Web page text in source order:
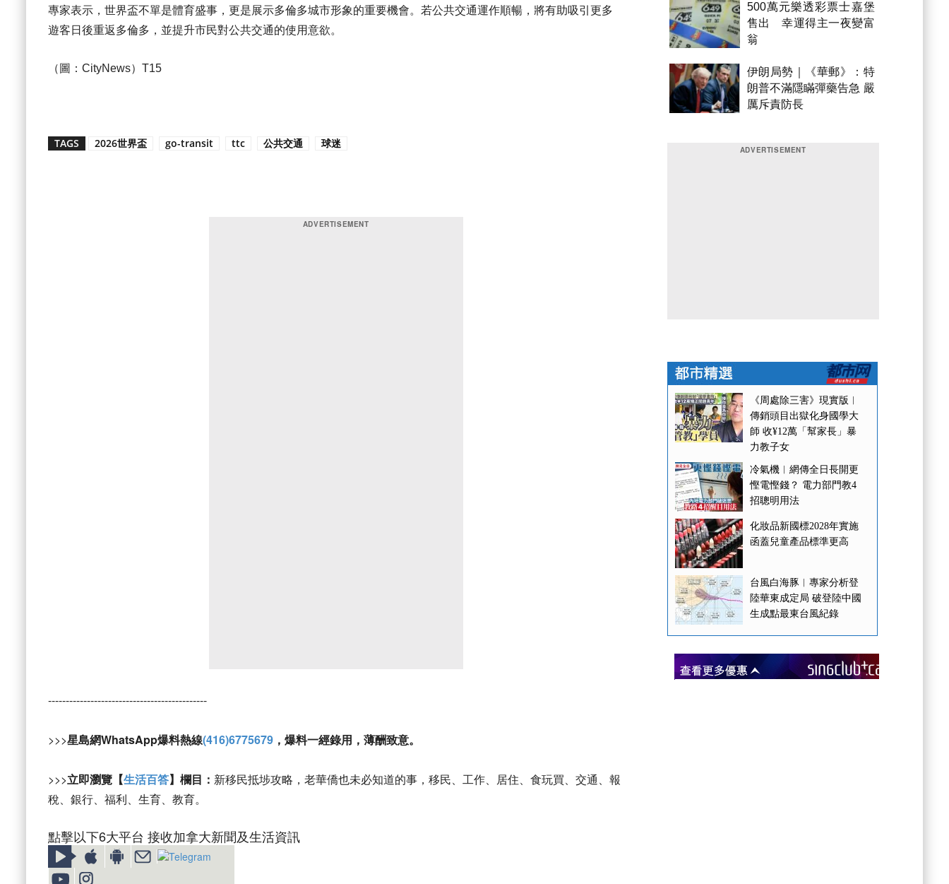
專家表示，世界盃不單是體育盛事，更是展示多倫多城市形象的重要機會。若公共交通運作順暢，將有助吸引更多
遊客日後重返多倫多，並提升市民對公共交通的使用意欲。
（圖：CityNews）T15
TAGS 2026世界盃 go-transit ttc 公共交通 球迷
---------------------------------------------
>>>星島網WhatsApp爆料熱線(416)6775679 ，爆料一經錄用，薄酬致意。
>>>立即瀏覽【生活百答】欄目： 新移民抵埗攻略，老華僑也未必知道的事，移民、工作、居住、食玩買、交通、報
稅、銀行、福利、生育、教育。
點擊以下6大平台 接收加拿大新聞及生活資訊
500萬元樂透彩票士嘉堡
售出 幸運得主一夜變富
翁
伊朗局勢｜《華郵》：特
朗普不滿隱瞞彈藥告急 嚴
厲斥責防長